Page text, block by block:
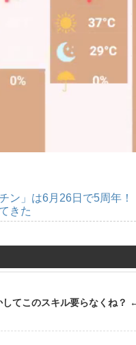
ン」は6月26日で5周年
きた
してこのスキル要らなくね？